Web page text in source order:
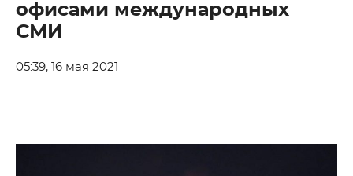
офисами международных
СМИ
05:39, 16 мая 2021